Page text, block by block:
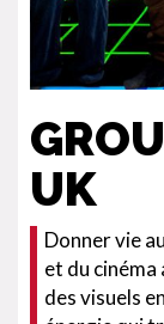
UK
Donner vie
et du cinéma
des visuels